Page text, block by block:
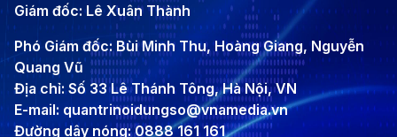
Giám đốc: Lê Xuân Thành
Phó Giám đốc: Bùi Minh Thu, Hoàng Giang, Nguyễn
Quang Vũ
Địa chỉ: Số 33 Lê Thánh Tông, Hà Nội, VN
E-mail: quantrinoidungso@vnamedia.vn
Đường dây nóng: 0888 161 161